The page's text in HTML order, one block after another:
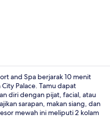
and Spa berjarak 10 menit
Palace. Tamu dapat
diri dengan pijat, facial, atau
sarapan, makan siang, dan
mewah ini meliputi 2 kolam